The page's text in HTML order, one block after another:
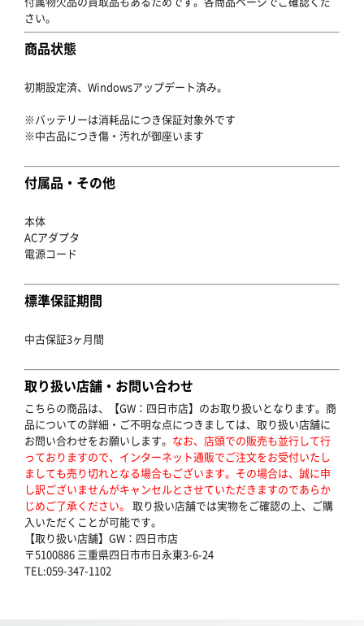
さい。
商品状態
初期設定済、Windowsアップデート済み。
※バッテリーは消耗品につき保証対象外です
※中古品につき傷・汚れが御座います
付属品・その他
本体
ACアダプタ
電源コード
標準保証期間
中古保証3ヶ月間
取り扱い店舗・お問い合わせ
こちらの商品は、【GW：四日市店】のお取り扱いとなります。商
品についての詳細・ご不明な点につきましては、取り扱い店舗に
お問い合わせをお願いします。 なお、店頭での販売も並行して行
っておりますので、インターネット通販でご注文をお受付いたし
ましても売り切れとなる場合もございます。その場合は、誠に申
し訳ございませんがキャンセルとさせていただきますのであらか
じめご了承ください。 取り扱い店舗では実物をご確認の上、ご購
入いただくことが可能です。
【取り扱い店舗】GW：四日市店
〒5100886 三重県四日市市日永東3-6-24
TEL:059-347-1102